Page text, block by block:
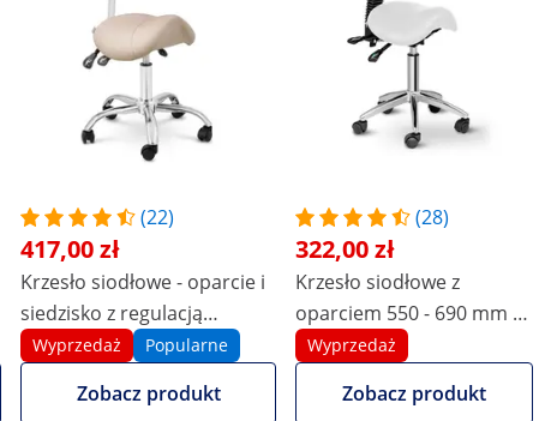
(22)
417,00 zł
Krzesło siodłowe - oparcie i
siedzisko z regulacją
wysokości - 51-65 cm - 150
kg - kremowe, srebrne
Wyprzedaż Popularne
Zobacz produkt
(28)
322,00 zł
Krzesło siodłowe z
oparciem 550 - 690 mm -
150 kg - białe
Wyprzedaż
Zobacz produkt